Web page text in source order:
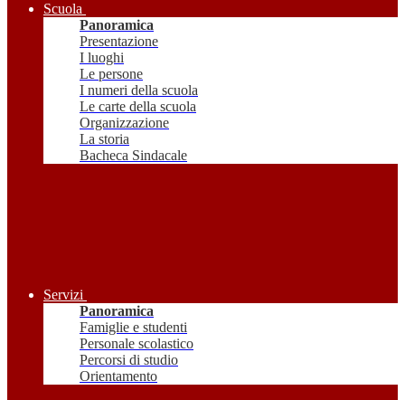
Scuola
Panoramica
Presentazione
I luoghi
Le persone
I numeri della scuola
Le carte della scuola
Organizzazione
La storia
Bacheca Sindacale
Servizi
Panoramica
Famiglie e studenti
Personale scolastico
Percorsi di studio
Orientamento